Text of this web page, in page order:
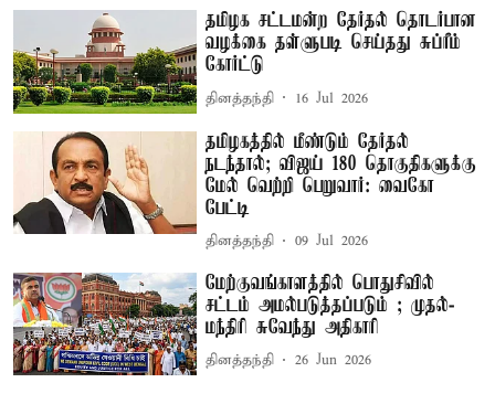
தமிழக சட்டமன்ற தேர்தல் தொடர்பான
வழக்கை தள்ளுபடி செய்தது சுப்ரீம்
கோர்ட்டு
தினத்தந்தி 16 Jul 2026
தமிழகத்தில் மீண்டும் தேர்தல்
நடந்தால்; விஜய் 180 தொகுதிகளுக்கு
மேல் வெற்றி பெறுவார்: வைகோ
பேட்டி
தினத்தந்தி 09 Jul 2026
மேற்குவங்காளத்தில் பொதுசிவில்
சட்டம் அமல்படுத்தப்படும் ; முதல்-
மந்திரி சுவேந்து அதிகாரி
தினத்தந்தி 26 Jun 2026